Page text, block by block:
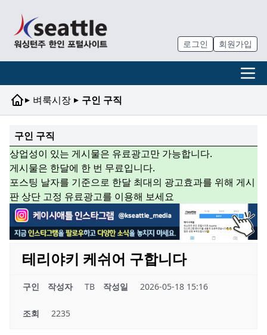
로그인 회원가입
▸ 벼룩시장 ▸ 구인 구직
구인 구직
상업성이 있는 게시물은 유료광고만 가능합니다.
게시물은 한달에 한 번 무료입니다.
포스팅 날자를 기준으로 한달 최대의 광고효과를 위해 게시
판 상단 고정 유료광고를 이용해 보세요
테리야키 케쉬어 구합니다
구인 작성자 TB 작성일 2026-05-18 15:16
조회 2235